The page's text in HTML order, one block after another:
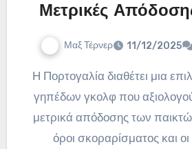
Μετρικές
Μαξ Τέρνερ 11/12/2025
Η Πορτογαλία διαθέτει μια επιλογή εξαιρετικών
γηπέδων γκολφ που
μετρικά απόδοσης των
όροι σκοραρίσματος και